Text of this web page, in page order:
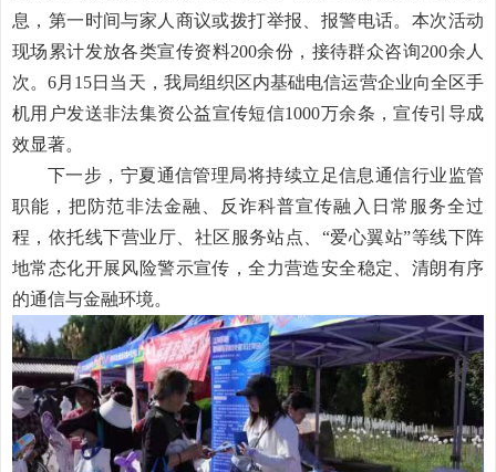
息，第一时间与家人商议或拨打举报、报警电话。本次活动
现场累计发放各类宣传资料200余份，接待群众咨询200余人
次。6月15日当天，我局组织区内基础电信运营企业向全区手
机用户发送非法集资公益宣传短信1000万余条，宣传引导成
效显著。
下一步，宁夏通信管理局将持续立足信息通信行业监管
职能，把防范非法金融、反诈科普宣传融入日常服务全过
程，依托线下营业厅、社区服务站点、 “爱心翼站”等线下阵
地常态化开展风险警示宣传，全力营造安全稳定、清朗有序
的通信与金融环境。